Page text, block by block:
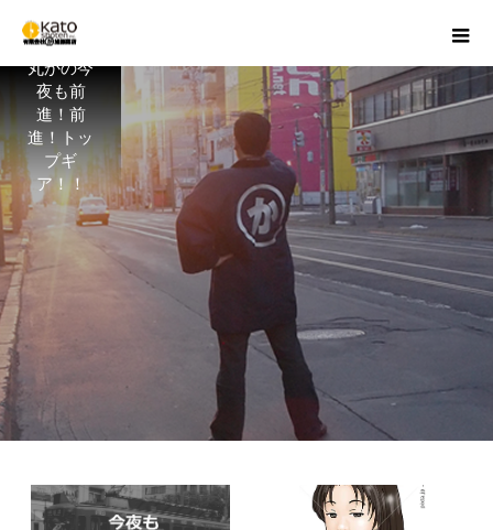
丸かの今
夜も前
進！前
進！トッ
プギ
ア！！